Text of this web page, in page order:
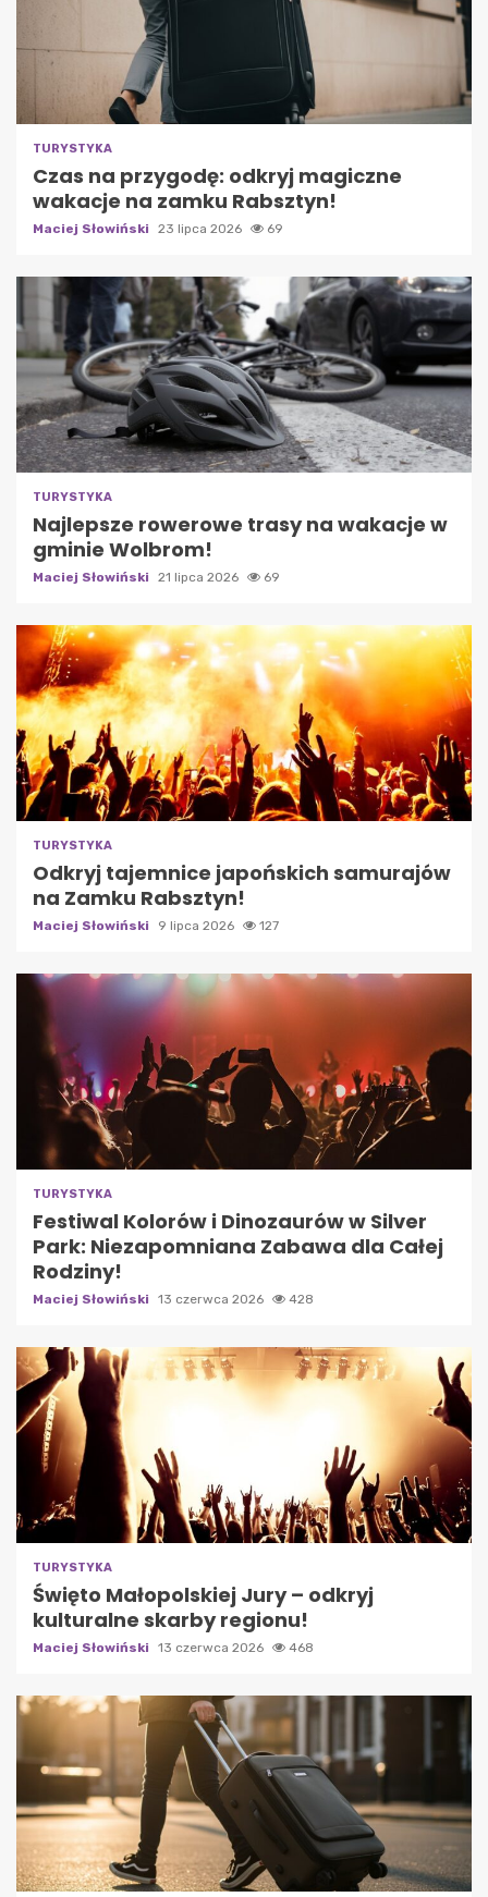
TURYSTYKA
Czas na przygodę: odkryj magiczne
wakacje na zamku Rabsztyn!
Maciej Słowiński 23 lipca 2026 69
TURYSTYKA
Najlepsze rowerowe trasy na wakacje w
gminie Wolbrom!
Maciej Słowiński 21 lipca 2026 69
TURYSTYKA
Odkryj tajemnice japońskich samurajów
na Zamku Rabsztyn!
Maciej Słowiński 9 lipca 2026 127
TURYSTYKA
Festiwal Kolorów i Dinozaurów w Silver
Park: Niezapomniana Zabawa dla Całej
Rodziny!
Maciej Słowiński 13 czerwca 2026 428
TURYSTYKA
Święto Małopolskiej Jury – odkryj
kulturalne skarby regionu!
Maciej Słowiński 13 czerwca 2026 468